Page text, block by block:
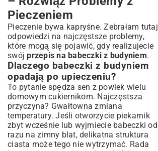
Pieczeniem
Pieczenie bywa kapryśne. Zebrałam tutaj
odpowiedzi na najczęstsze problemy,
które mogą się pojawić, gdy realizujecie
swójprzepis na babeczki z budyniem.
Dlaczego babeczki z budyniem
opadają po upieczeniu?
To pytanie spędza sen z powiek wielu
domowym cukiernikom. Najczęstsza
przyczyna? Gwałtowna zmiana
temperatury. Jeśli otworzycie piekarnik
zbyt wcześnie lub wyjmiecie babeczki od
razu na zimny blat, delikatna struktura
ciasta może tego nie wytrzymać. Rada